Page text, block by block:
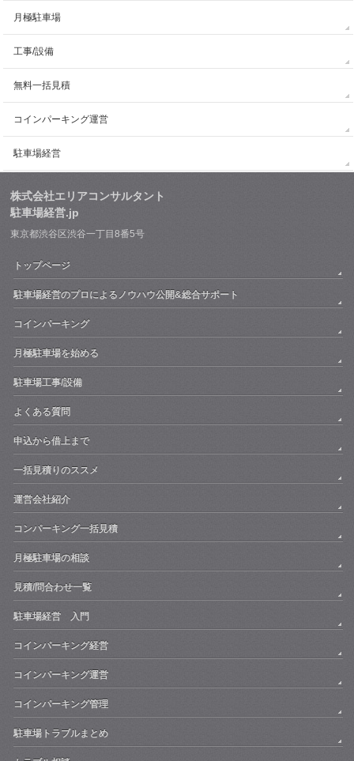
月極駐車場
工事/設備
無料一括見積
コインパーキング運営
駐車場経営
株式会社エリアコンサルタント
駐車場経営.jp
東京都渋谷区渋谷一丁目8番5号
トップページ
駐車場経営のプロによるノウハウ公開&総合サポート
コインパーキング
月極駐車場を始める
駐車場工事/設備
よくある質問
申込から借上まで
一括見積りのススメ
運営会社紹介
コンパーキング一括見積
月極駐車場の相談
見積/問合わせ一覧
駐車場経営 入門
コインパーキング経営
コインパーキング運営
コインパーキング管理
駐車場トラブルまとめ